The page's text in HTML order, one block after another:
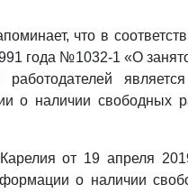
что в
года №1032-1 «О
о наличии свободных
Карелия от 19 апреля
о наличии